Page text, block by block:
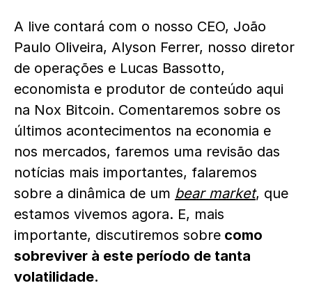
A live contará com o nosso CEO, João
Paulo Oliveira, Alyson Ferrer, nosso diretor
de operações e Lucas Bassotto,
economista e produtor de conteúdo aqui
na Nox Bitcoin. Comentaremos sobre os
últimos acontecimentos na economia e
nos mercados, faremos uma revisão das
notícias mais importantes, falaremos
sobre a dinâmica de um bear market, que
estamos vivemos agora. E, mais
importante, discutiremos sobre como
sobreviver à este período de tanta
volatilidade.